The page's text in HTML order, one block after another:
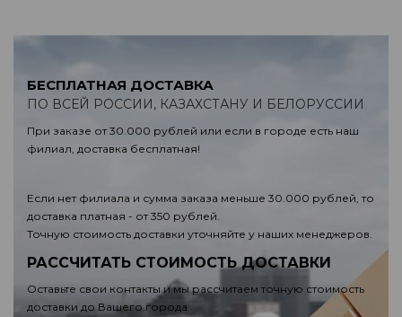
БЕСПЛАТНАЯ ДОСТАВКА
ПО ВСЕЙ РОССИИ, КАЗАХСТАНУ И БЕЛОРУССИИ
При заказе от 30.000 рублей или если в городе есть наш
филиал, доставка бесплатная!
Если нет филиала и сумма заказа меньше 30.000 рублей, то
доставка платная - от 350 рублей.
Точную стоимость доставки уточняйте у наших менеджеров.
РАССЧИТАТЬ СТОИМОСТЬ ДОСТАВКИ
Оставьте свои контакты и мы рассчитаем точную стоимость
доставки до Вашего города